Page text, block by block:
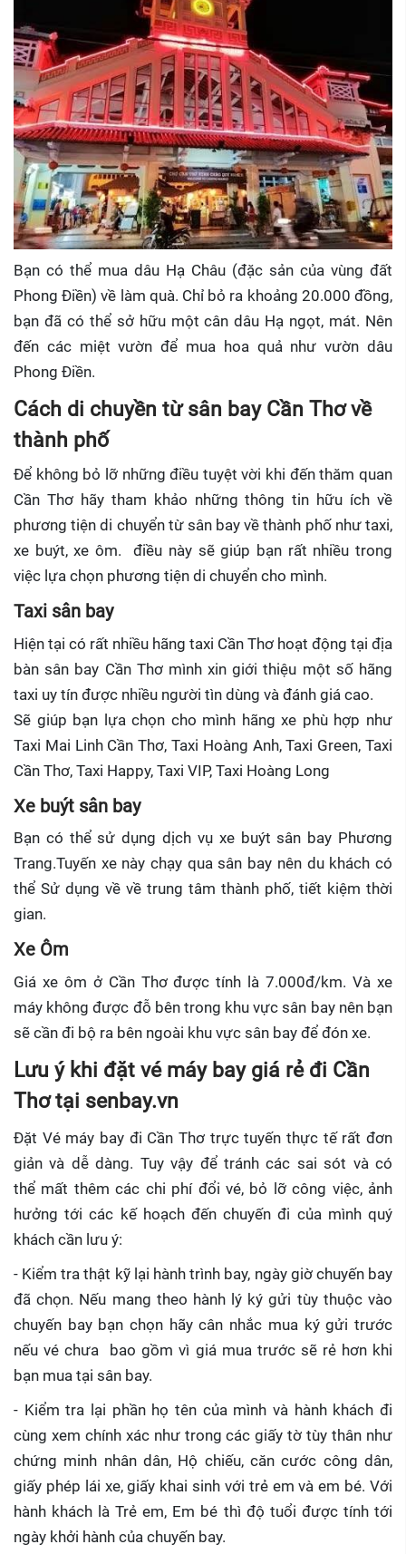
Bạn có thể mua dâu Hạ Châu (đặc sản của vùng đất
Phong Điền) về làm quà. Chỉ bỏ ra khoảng 20.000 đồng,
bạn đã có thể sở hữu một cân dâu Hạ ngọt, mát. Nên
đến các miệt vườn để mua hoa quả như vườn dâu
Phong Điền.
Cách di chuyền từ sân bay Cần Thơ về
thành phố
Để không bỏ lỡ những điều tuyệt vời khi đến thăm quan
Cần Thơ hãy tham khảo những thông tin hữu ích về
phương tiện di chuyển từ sân bay về thành phố như taxi,
xe buýt, xe ôm.
điều này sẽ giúp bạn rất nhiều trong
việc lựa chọn phương tiện di chuyển cho mình.
Taxi sân bay
Hiện tại có rất nhiều hãng taxi Cần Thơ hoạt động tại địa
bàn sân bay Cần Thơ mình xin giới thiệu một số hãng
taxi uy tín được nhiều người tìn dùng và đánh giá cao.
Sẽ giúp bạn lựa chọn cho mình hãng xe phù hợp như
Taxi Mai Linh Cần Thơ, Taxi Hoàng Anh, Taxi Green, Taxi
Cần Thơ, Taxi Happy, Taxi VIP, Taxi Hoàng Long
Xe buýt sân bay
Bạn có thể sử dụng dịch vụ xe buýt sân bay Phương
Trang.Tuyến xe này chạy qua sân bay nên du khách có
thể Sử dụng về về trung tâm thành phố, tiết kiệm thời
gian.
Xe Ôm
Giá xe ôm ở Cần Thơ được tính là 7.000đ/km. Và xe
máy không được đỗ bên trong khu vực sân bay nên bạn
sẽ cần đi bộ ra bên ngoài khu vực sân bay để đón xe.
Lưu ý khi đặt vé máy bay giá rẻ đi Cần
Thơ tại senbay.vn
Đặt Vé máy bay đi Cần Thơ trực tuyến thực tế rất đơn
giản và dễ dàng. Tuy vậy để tránh các sai sót và có
thể mất thêm các chi phí đổi vé, bỏ lỡ công việc, ảnh
hưởng tới các kế hoạch đến chuyến đi của mình quý
khách cần lưu ý:
- Kiểm tra thật kỹ lại hành trình bay, ngày giờ chuyến bay
đã chọn. Nếu mang theo hành lý ký gửi tùy thuộc vào
chuyến bay bạn chọn hãy cân nhắc mua ký gửi trước
nếu vé chưa bao gồm vì giá mua trước sẽ rẻ hơn khi
bạn mua tại sân bay.
- Kiểm tra lại phần họ tên của mình và hành khách đi
cùng xem chính xác như trong các giấy tờ tùy thân như
chứng minh nhân dân, Hộ chiếu, căn cước công dân,
giấy phép lái xe, giấy khai sinh với trẻ em và em bé. Với
hành khách là Trẻ em, Em bé thì độ tuổi được tính tới
ngày khởi hành của chuyến bay.